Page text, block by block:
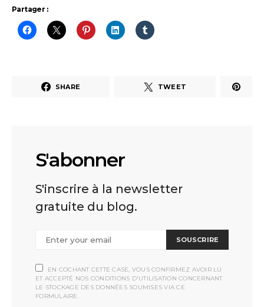
Partager :
SHARE TWEET
S'abonner
S'inscrire à la newsletter
gratuite du blog.
SOUSCRIRE
EN COCHANT CETTE CASE, VOUS CONFIRMEZ AVOIR LU
ET ACCEPTÉ NOS CONDITIONS D'UTILISATION CONCERNANT
LE STOCKAGE DES DONNÉES SOUMISES VIA CE
FORMULAIRE.